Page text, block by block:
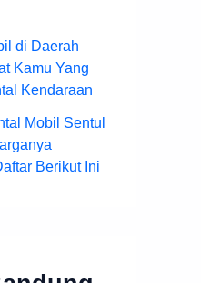
di Daerah
Kamu Yang
Kendaraan
Mobil Sentul
Berikut Ini